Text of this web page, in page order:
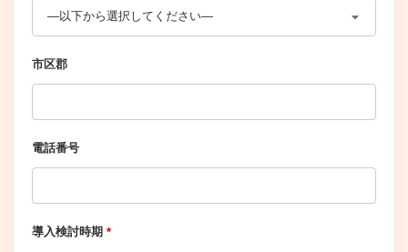
市区郡
電話番号
導入検討時期 *